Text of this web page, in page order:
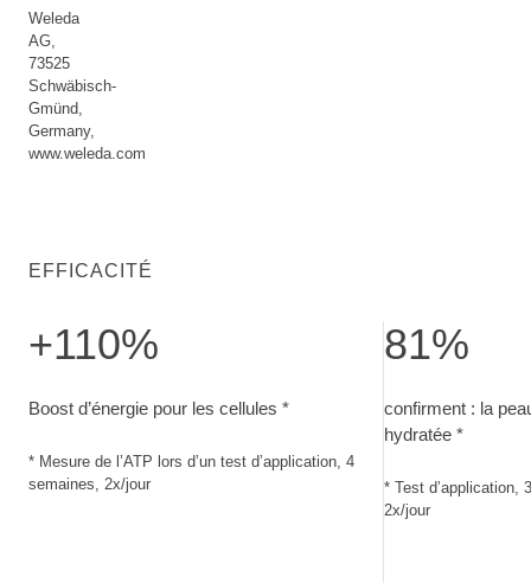
Weleda
AG,
73525
Schwäbisch-
Gmünd,
Germany,
www.weleda.com
EFFICACITÉ
+110%
Boost d’énergie pour les cellules *
* Mesure de l’ATP lors d’un test d’application, 4
semaines, 2x/jour
81%
confirment : la
hydratée *
* Test d’application,
2x/jour